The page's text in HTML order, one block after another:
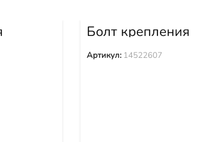
Болт крепления
башмака 14522607
Артикул: 14522607